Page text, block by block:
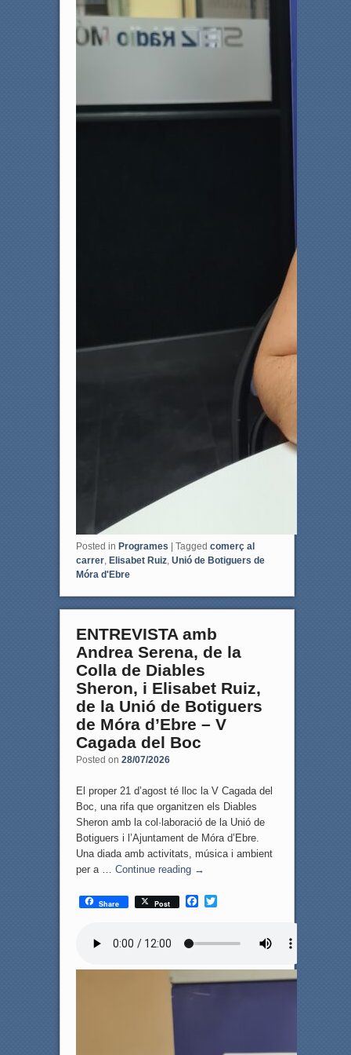
Posted in Programes | Tagged comerç al
carrer, Elisabet Ruiz, Unió de Botiguers de
Móra d'Ebre
ENTREVISTA amb
Andrea Serena, de la
Colla de Diables
Sheron, i Elisabet Ruiz,
de la Unió de Botiguers
de Móra d’Ebre – V
Cagada del Boc
Posted on 28/07/2026
El proper 21 d’agost té lloc la V Cagada del
Boc, una rifa que organitzen els Diables
Sheron amb la col·laboració de la Unió de
Botiguers i l’Ajuntament de Móra d’Ebre.
Una diada amb activitats, música i ambient
per a … Continue reading →
Share Post
F
k
T